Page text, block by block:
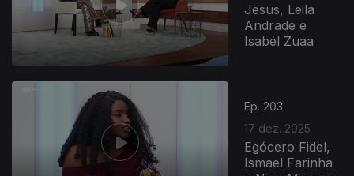
Jesus, Leila
Andrade e
Isabél Zuaa
Ep. 203
17 dez. 2025
Egócero Fidel,
Ismael Farinha